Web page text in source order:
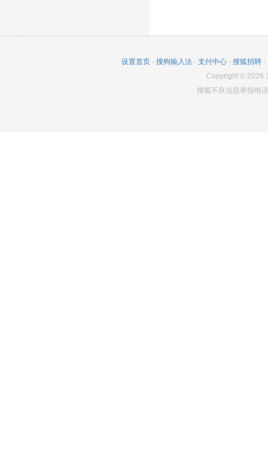
设置首页 - 搜狗输入法 - 支付中心 - 搜狐招聘 -
Copyright © 2026
搜狐不良信息举报电